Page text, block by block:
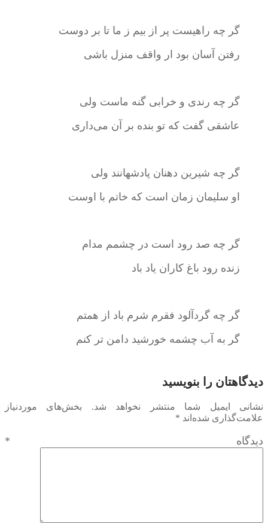
گر چه راهیست پر از بیم ز ما تا بر دوست
رفتن آسان بود ار واقف منزل باشی
گر چه رندی و خرابی گنه ماست ولی
عاشقی گفت که تو بنده بر آن می‌داری
گر چه شیرین دهنان پادشهانند ولی
او سلیمان زمان است که خاتم با اوست
گر چه صد رود است در چشمم مدام
زنده رود باغ کاران یاد باد
گر چه گردآلود فقرم شرم باد از همتم
گر به آب چشمه خورشید دامن تر کنم
دیدگاهتان را بنویسید
نشانی ایمیل شما منتشر نخواهد شد.
بخش‌های موردنیاز
علامت‌گذاری شده‌اند *
دیدگاه *